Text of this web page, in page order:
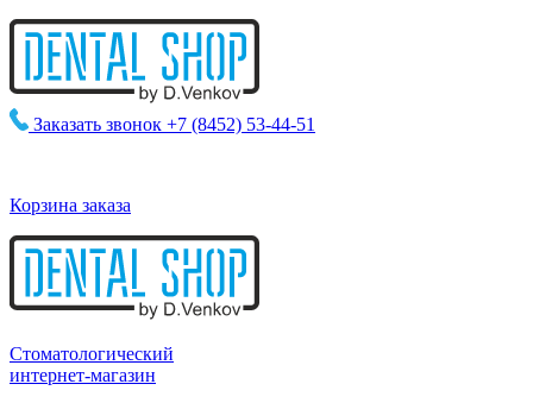
Заказать звонок +7 (8452) 53-44-51
Корзина заказа
Стоматологический
интернет-магазин